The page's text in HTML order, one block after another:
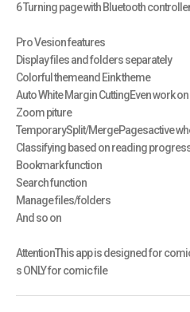
6 Turning page with Bluetooth
Pro Vesion features
Display files and folders separately
Colorful themeand Eink theme
Auto White Margin CuttingEven work
Zoom piture
TemporarySplit/MergePagesactive
Classifying based on reading
Bookmark function
Search function
Manage files/folders
And so on
AttentionThis app is designed for
s ONLY for comic file